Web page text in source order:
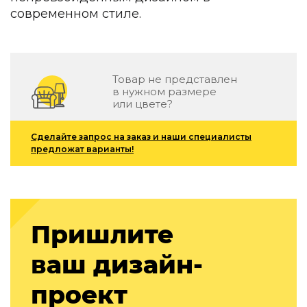
Детская мебель
Уличная и садовая мебель
ROOM — Modern
INTERRA — Soft Modern
ARTOPIA — Mid-Century
DAYZ — Ethno
Все коллекции мебели
Подбор, производство и комплектация по вашему
По типу
Зеркала
современном стиле.
Товар не представлен
в нужном размере
или цвете?
Сделайте запрос на заказ и наши специалисты
предложат варианты!
Пришлите
ваш дизайн-
проект